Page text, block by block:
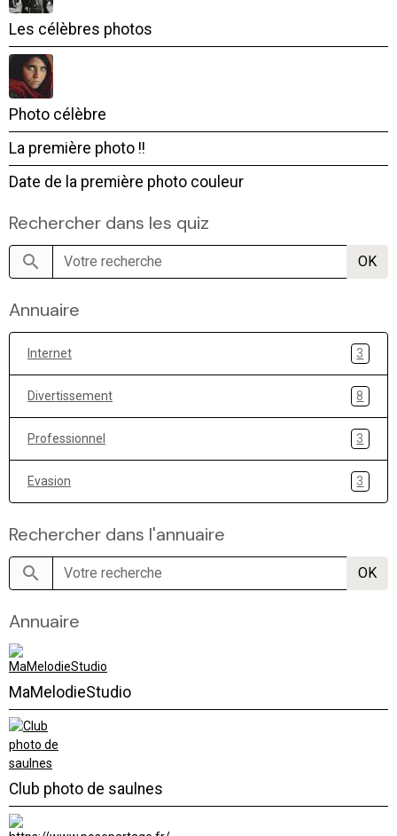
Les célèbres photos
Photo célèbre
La première photo !!
Date de la première photo couleur
Rechercher dans les quiz
OK
Annuaire
Internet 3
Divertissement 8
Professionnel 3
Evasion 3
Rechercher dans l'annuaire
OK
Annuaire
MaMelodieStudio
Club photo de saulnes